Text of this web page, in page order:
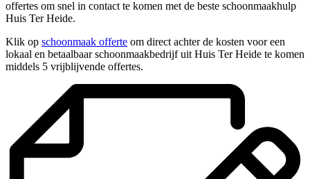
offertes om snel in contact te komen met de beste schoonmaakhulp
Huis Ter Heide.
Klik op schoonmaak offerte om direct achter de kosten voor een
lokaal en betaalbaar schoonmaakbedrijf uit Huis Ter Heide te komen
middels 5 vrijblijvende offertes.